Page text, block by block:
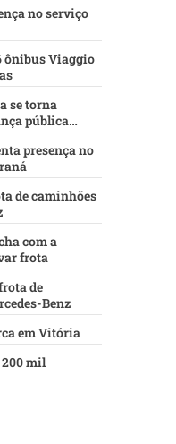
no serviço
ônibus Viaggio
se torna
pública
presença no
de caminhões
com a
frota
de
Benz
em Vitória
mil